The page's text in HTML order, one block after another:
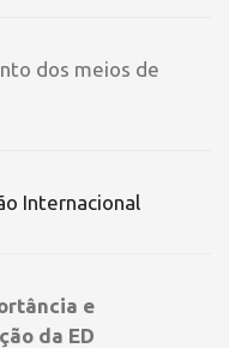
dos meios de
Internacional
e
da ED